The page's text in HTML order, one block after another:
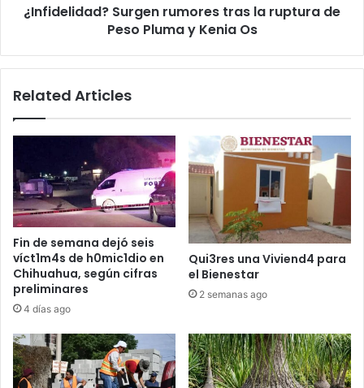
¿Infidelidad? Surgen rumores tras la ruptura de
Peso Pluma y Kenia Os
Related Articles
Fin de semana dejó seis
víct1m4s de h0mic1dio en
Chihuahua, según cifras
preliminares
4 días ago
Qui3res una Viviend4 para
el Bienestar
2 semanas ago